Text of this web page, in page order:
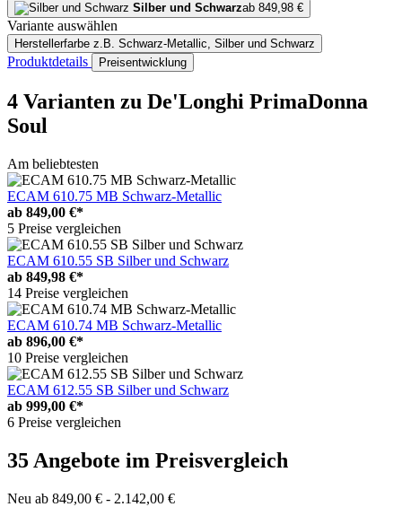
Silber und Schwarzab 849,98 €
Variante auswählen
Herstellerfarbe z.B. Schwarz-Metallic, Silber und Schwarz
Produktdetails Preisentwicklung
4 Varianten zu De'Longhi PrimaDonna
Soul
Am beliebtesten
ECAM 610.75 MB Schwarz-Metallic
ab 849,00 €*
5 Preise vergleichen
ECAM 610.55 SB Silber und Schwarz
ab 849,98 €*
14 Preise vergleichen
ECAM 610.74 MB Schwarz-Metallic
ab 896,00 €*
10 Preise vergleichen
ECAM 612.55 SB Silber und Schwarz
ab 999,00 €*
6 Preise vergleichen
35 Angebote im Preisvergleich
Neu ab 849,00 € - 2.142,00 €